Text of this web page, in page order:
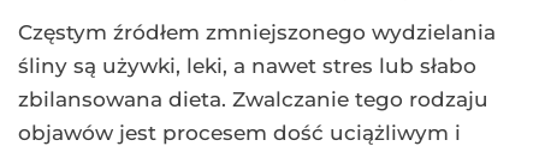
Częstym źródłem zmniejszonego wydzielania
śliny są używki, leki, a nawet stres lub słabo
zbilansowana dieta. Zwalczanie tego rodzaju
objawów jest procesem dość uciążliwym i